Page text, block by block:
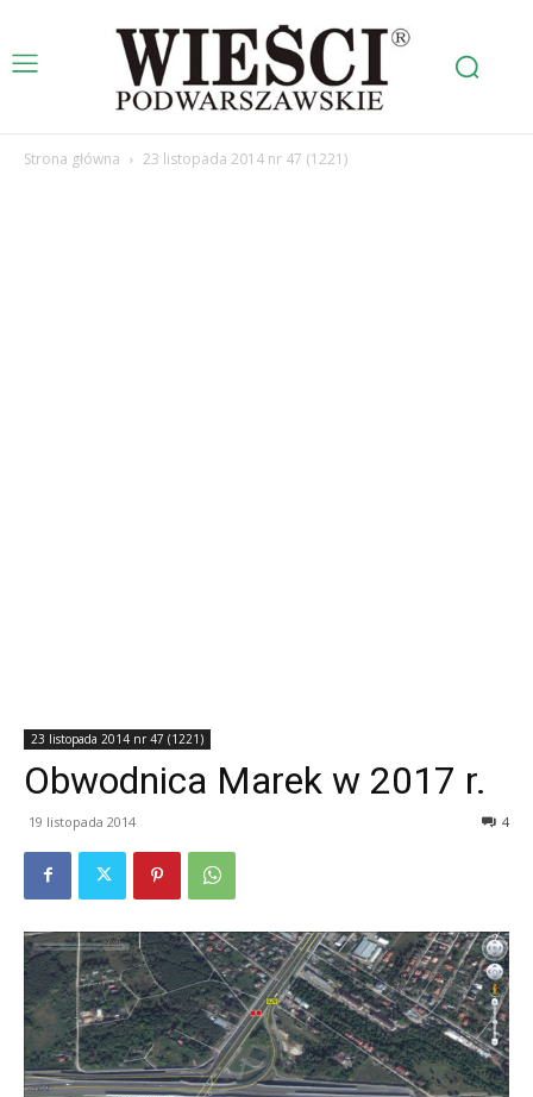
Strona główna 23 listopada 2014 nr 47 (1221)
23 listopada 2014 nr 47 (1221)
Obwodnica Marek w 2017 r.
19 listopada 2014 4